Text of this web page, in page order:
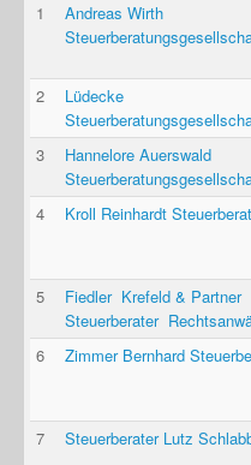
1
Andreas Wirth
2
Lüdecke
3
Hannelore Auerswald
4 Kroll Reinhardt
5
Fiedler  Krefeld & Partner
Steuerberater 
6 Zimmer Bernhard
7 Steuerberater Lutz